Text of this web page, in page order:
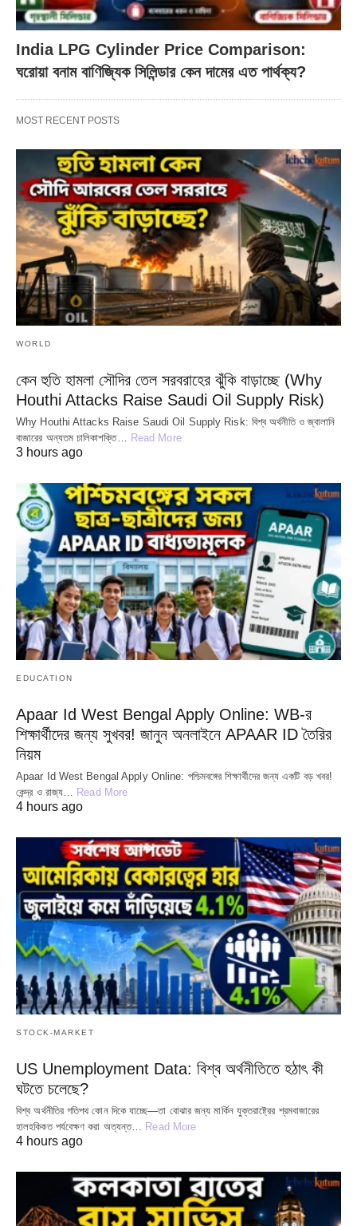
India LPG Cylinder Price Comparison:
ঘরোয়া বনাম বাণিজ্যিক সিলিন্ডার কেন দামের এত পার্থক্য?
MOST RECENT POSTS
WORLD
কেন হুতি হামলা সৌদির তেল সরবরাহের ঝুঁকি বাড়াচ্ছে (Why
Houthi Attacks Raise Saudi Oil Supply Risk)
Why Houthi Attacks Raise Saudi Oil Supply Risk: বিশ্ব অর্থনীতি ও জ্বালানি
বাজারের অন্যতম চালিকাশক্তি… Read More
3 hours ago
EDUCATION
Apaar Id West Bengal Apply Online: WB-র
শিক্ষার্থীদের জন্য সুখবর! জানুন অনলাইনে APAAR ID তৈরির
নিয়ম
Apaar Id West Bengal Apply Online: পশ্চিমবঙ্গের শিক্ষার্থীদের জন্য একটি বড় খবর!
কেন্দ্র ও রাজ্য…
Read More
4 hours ago
STOCK-MARKET
US Unemployment Data: বিশ্ব অর্থনীতিতে হঠাৎ কী
ঘটতে চলেছে?
বিশ্ব অর্থনীতির গতিপথ কোন দিকে যাচ্ছে—তা বোঝার জন্য মার্কিন যুক্তরাষ্ট্রের শ্রমবাজারের
হালহকিকত পর্যবেক্ষণ করা অত্যন্ত… Read More
4 hours ago